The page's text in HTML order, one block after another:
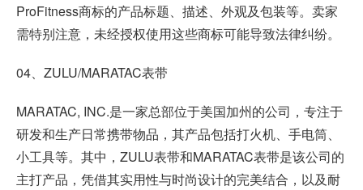
ProFitness商标的产品标题、描述、外观及包装等。卖家
需特别注意，未经授权使用这些商标可能导致法律纠纷。
04、ZULU/MARATAC表带
MARATAC, INC.是一家总部位于美国加州的公司，专注于
研发和生产日常携带物品，其产品包括打火机、手电筒、
小工具等。其中，ZULU表带和MARATAC表带是该公司的
主打产品，凭借其实用性与时尚设计的完美结合，以及耐